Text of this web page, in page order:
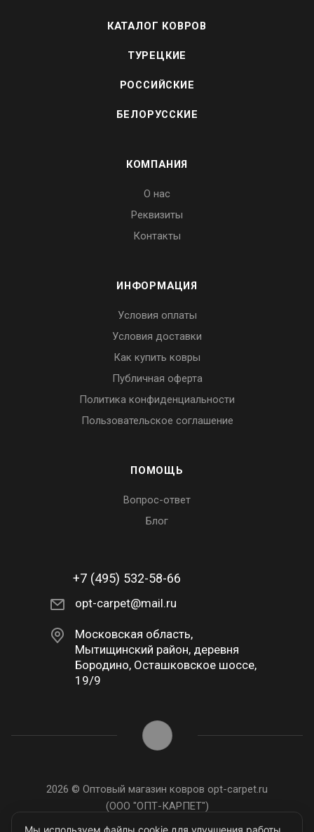
КАТАЛОГ КОВРОВ
ТУРЕЦКИЕ
РОССИЙСКИЕ
БЕЛОРУССКИЕ
КОМПАНИЯ
О нас
Реквизиты
Контакты
ИНФОРМАЦИЯ
Условия оплаты
Условия доставки
Как купить ковры
Публичная оферта
Политика конфиденциальности
Пользовательское соглашение
ПОМОЩЬ
Вопрос-ответ
Блог
+7 (495) 532-58-66
opt-carpet@mail.ru
Московская область,
Мытищинский район, деревня
Бородино, Осташковское шоссе,
19/9
2026 © Оптовый магазин ковров opt-carpet.ru
(ООО "ОПТ-КАРПЕТ")
ИНН: 7743907105
Мы используем файлы cookie для улучшения работы